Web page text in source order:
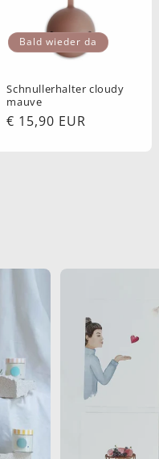
Bald wieder da
Schnullerhalter cloudy
mauve
Normaler
€ 15,90 EUR